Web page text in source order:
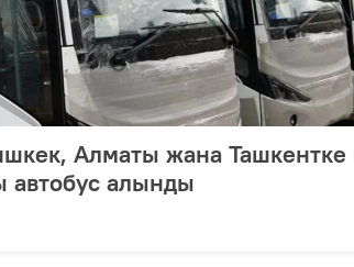
Алматы жана Ташкентке
автобус алынды